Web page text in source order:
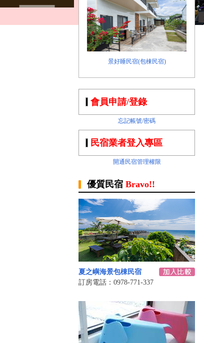
景好睡民宿(包棟民宿)
會員申請/登錄
忘記帳號/密碼
民宿業者登入專區
開通民宿管理權限
優質民宿 Bravo!!
夏之嶼海景包棟民宿
訂房電話：0978-771-337